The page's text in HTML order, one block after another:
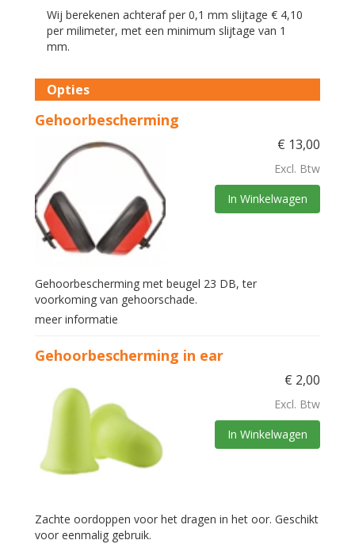
Wij berekenen achteraf per 0,1 mm slijtage € 4,10
per milimeter, met een minimum slijtage van 1
mm.
Opties
Gehoorbescherming
€ 13,00
Excl. Btw
In Winkelwagen
Gehoorbescherming met beugel 23 DB, ter
voorkoming van gehoorschade.
meer informatie
Gehoorbescherming in ear
€ 2,00
Excl. Btw
In Winkelwagen
Zachte oordoppen voor het dragen in het oor. Geschikt
voor eenmalig gebruik.